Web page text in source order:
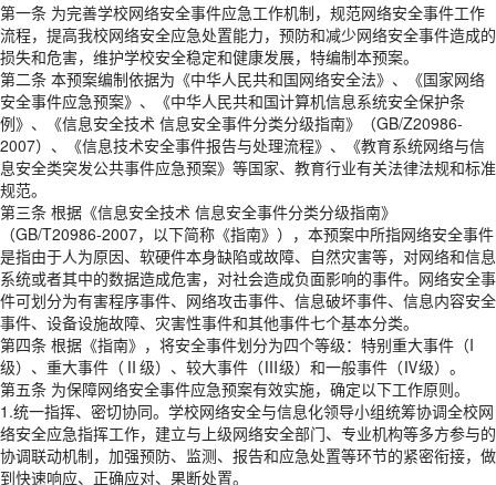
第一条 为完善学校网络安全事件应急工作机制，规范网络安全事件工作
流程，提高我校网络安全应急处置能力，预防和减少网络安全事件造成的
损失和危害，维护学校安全稳定和健康发展，特编制本预案。
第二条 本预案编制依据为《中华人民共和国网络安全法》、《国家网络
安全事件应急预案》、《中华人民共和国计算机信息系统安全保护条
例》、《信息安全技术 信息安全事件分类分级指南》（GB/Z20986-
2007）、《信息技术安全事件报告与处理流程》、《教育系统网络与信
息安全类突发公共事件应急预案》等国家、教育行业有关法律法规和标准
规范。
第三条 根据《信息安全技术 信息安全事件分类分级指南》
（GB/T20986-2007，以下简称《指南》），本预案中所指网络安全事件
是指由于人为原因、软硬件本身缺陷或故障、自然灾害等，对网络和信息
系统或者其中的数据造成危害，对社会造成负面影响的事件。网络安全事
件可划分为有害程序事件、网络攻击事件、信息破坏事件、信息内容安全
事件、设备设施故障、灾害性事件和其他事件七个基本分类。
第四条 根据《指南》，将安全事件划分为四个等级：特别重大事件（I
级）、重大事件（Ⅱ级）、较大事件（Ⅲ级）和一般事件（Ⅳ级）。
第五条 为保障网络安全事件应急预案有效实施，确定以下工作原则。
1.统一指挥、密切协同。学校网络安全与信息化领导小组统筹协调全校网
络安全应急指挥工作，建立与上级网络安全部门、专业机构等多方参与的
协调联动机制，加强预防、监测、报告和应急处置等环节的紧密衔接，做
到快速响应、正确应对、果断处置。